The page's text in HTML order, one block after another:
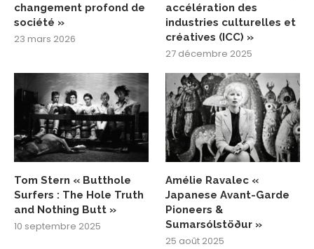
changement profond de
société »
23 mars 2026
accélération des
industries culturelles et
créatives (ICC) »
27 décembre 2025
Tom Stern « Butthole
Surfers : The Hole Truth
and Nothing Butt »
10 septembre 2025
Amélie Ravalec «
Japanese Avant-Garde
Pioneers &
Sumarsólstöður »
25 août 2025